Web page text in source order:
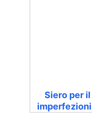
Siero per